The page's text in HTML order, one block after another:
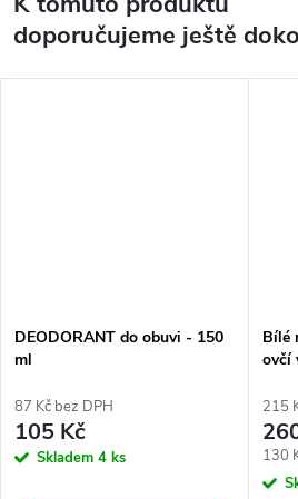
doporučujeme ještě
DEODORANT do obuvi - 150
ml
87 Kč bez DPH
105 Kč
Skladem 4 ks
Bílé
ovčí
215
cena:
130